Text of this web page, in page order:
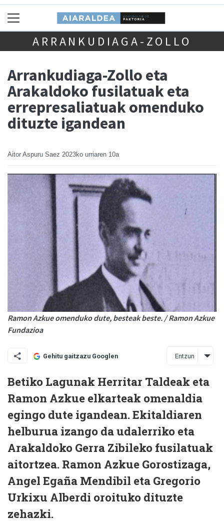
ARRANKUDIAGA-ZOLLO
Arrankudiaga-Zollo eta
Arakaldoko fusilatuak eta
errepresaliatuak omenduko
dituzte igandean
Aitor Aspuru Saez 2023ko urriaren 10a
Ramon Azkue omenduko dute, besteak beste. / Ramon Azkue
Fundazioa
Gehitu gaitzazu Googlen Entzun
Betiko Lagunak Herritar Taldeak eta
Ramon Azkue elkarteak omenaldia
egingo dute igandean. Ekitaldiaren
helburua izango da udalerriko eta
Arakaldoko Gerra Zibileko fusilatuak
aitortzea. Ramon Azkue Gorostizaga,
Angel Egaña Mendibil eta Gregorio
Urkixu Alberdi oroituko dituzte
zehazki.